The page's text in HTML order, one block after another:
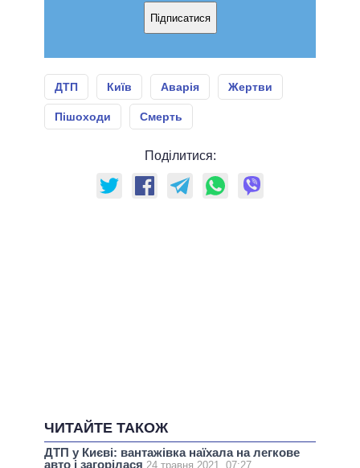
Підписатися
ДТП Київ Аварія Жертви
Пішоходи Смерть
Поділитися:
ЧИТАЙТЕ ТАКОЖ
ДТП у Києві: вантажівка наїхала на легкове
авто і загорілася 24 травня 2021, 07:27